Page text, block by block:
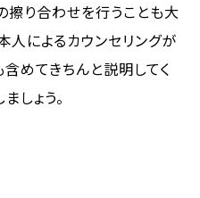
擦り合わせを行うことも大
人によるカウンセリングが
めてきちんと説明してく
しょう。